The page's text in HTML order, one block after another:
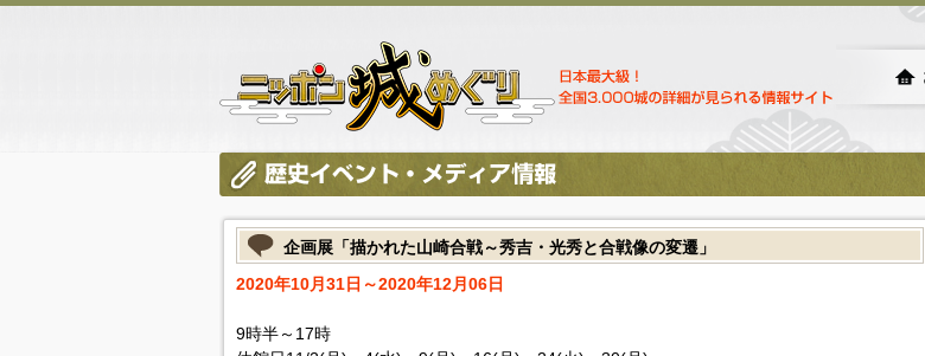
企画展「描かれた山崎合戦～秀吉・光秀と合戦像の変遷」
2020年10月31日～2020年12月06日
9時半～17時